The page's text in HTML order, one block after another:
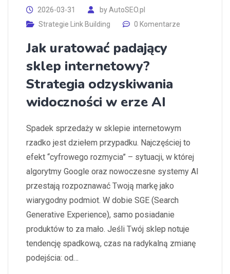
2026-03-31 byAutoSEO.pl
Strategie Link Building
0 Komentarze
Jak uratować padający
sklep internetowy?
Strategia odzyskiwania
widoczności w erze AI
Spadek sprzedaży w sklepie internetowym
rzadko jest dziełem przypadku. Najczęściej to
efekt “cyfrowego rozmycia” – sytuacji, w której
algorytmy Google oraz nowoczesne systemy AI
przestają rozpoznawać Twoją markę jako
wiarygodny podmiot. W dobie SGE (Search
Generative Experience), samo posiadanie
produktów to za mało. Jeśli Twój sklep notuje
tendencję spadkową, czas na radykalną zmianę
podejścia: od…